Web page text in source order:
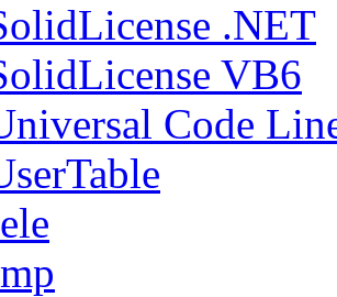
.NET
VB6
Code